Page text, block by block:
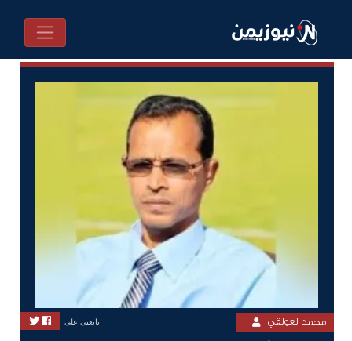
محمد العولقي تابعنى على